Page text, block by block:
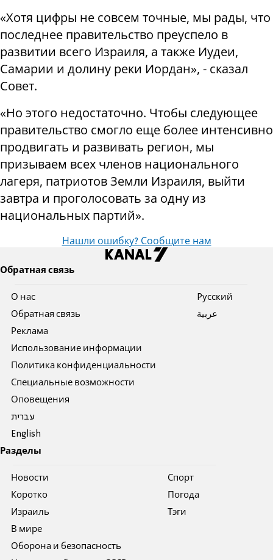
«Хотя цифры не совсем точные, мы рады, что
последнее правительство преуспело в
развитии всего Израиля, а также Иудеи,
Самарии и долину реки Иордан», - сказал
Совет.
«Но этого недостаточно. Чтобы следующее
правительство смогло еще более интенсивно
продвигать и развивать регион, мы
призываем всех членов национального
лагеря, патриотов Земли Израиля, выйти
завтра и проголосовать за одну из
национальных партий».
Нашли ошибку? Сообщите нам
Обратная связь
О нас
Обратная связь
Реклама
Использование информации
Политика конфиденциальности
Специальные возможности
Оповещения
עברית
English
Pусский
عربية
Разделы
Новости
Коротко
Израиль
В мире
Оборона и безопасность
Спорт
Погода
Тэги